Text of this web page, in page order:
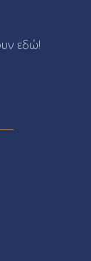
εδώ!